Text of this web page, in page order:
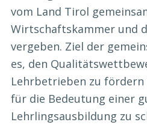
vom Land Tirol
Wirtschaftskammer und
vergeben. Ziel der
es, den
Lehrbetrieben zu
für die Bedeutung einer
Lehrlingsausbildung zu